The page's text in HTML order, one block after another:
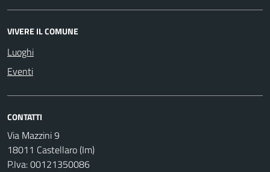
VIVERE IL COMUNE
Luoghi
Eventi
CONTATTI
Via Mazzini 9
18011 Castellaro (Im)
P.Iva: 00121350086